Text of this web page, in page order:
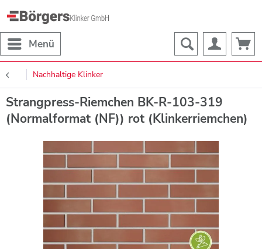
Menü
Nachhaltige Klinker
Strangpress-Riemchen BK-R-103-319
(Normalformat (NF)) rot (Klinkerriemchen)